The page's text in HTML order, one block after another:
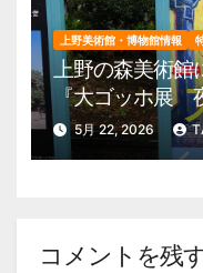
上野美術館・博物館情報
上野の森美術館
『大ゴッホ展
催。 上野公園
報他
5月 22, 2026
コメントを残